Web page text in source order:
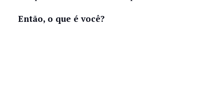
Então, o que é você?